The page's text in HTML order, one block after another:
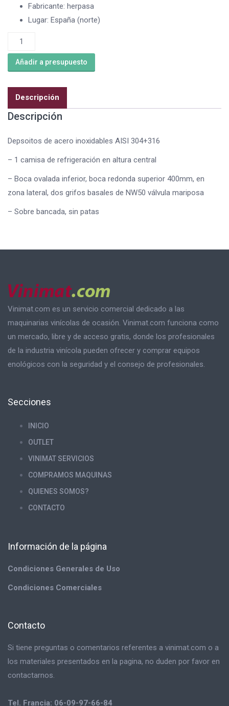
Fabricante: herpasa
Lugar: España (norte)
Depositos
acero
inoxidable
segunda
mano
cantidad
Añadir a presupuesto
Descripción
Descripción
Depsoitos de acero inoxidables AISI 304+316
– 1 camisa de refrigeración en altura central
– Boca ovalada inferior, boca redonda superior 400mm, en
zona lateral, dos grifos basales de NW50 válvula mariposa
– Sobre bancada, sin patas
Vinimat.com es un servicio comercial dedicado a las
maquinarias vinícolas de ocasión. Vinimat.com funciona como
un mercado, libre y de acceso gratis, donde los profesionales
de la industria vinícola pueden ofrecer y comprar equipos
enológicos con la seguridad y el consejo de profesionales.
Secciones
INICIO
OUTLET
VINIMAT SERVICIOS
COMPRAMOS MAQUINAS
QUIENES SOMOS?
CONTACTO
Información de la página
Condiciones Generales de Uso
Condiciones Comerciales
Contacto
Si tiene preguntas o comentarios referentes a vinimat.com o a
los materiales presentados en la pagina, no duden por favor en
contactarnos.
Tel. Francia: 06-09-97-66-84